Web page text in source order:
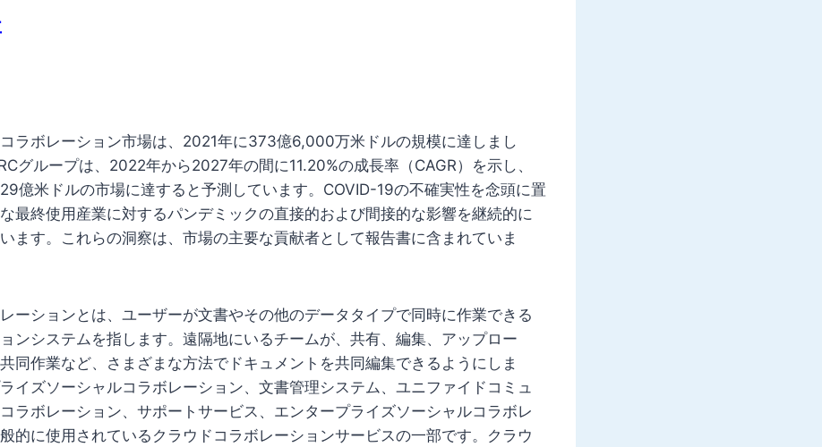
ラボレーション市場は、2021年に373億6,000万米ドルの規模に達しまし
グループは、2022年から2027年の間に11.20%の成長率（CAGR）を示し、
億米ドルの市場に達すると予測しています。COVID-19の不確実性を念頭に置
最終使用産業に対するパンデミックの直接的および間接的な影響を継続的に
ます。これらの洞察は、市場の主要な貢献者として報告書に含まれていま
ーションとは、ユーザーが文書やその他のデータタイプで同時に作業できる
ンシステムを指します。遠隔地にいるチームが、共有、編集、アップロー
同作業など、さまざまな方法でドキュメントを共同編集できるようにしま
イズソーシャルコラボレーション、文書管理システム、ユニファイドコミュ
ラボレーション、サポートサービス、エンタープライズソーシャルコラボレ
的に使用されているクラウドコラボレーションサービスの一部です。クラウ